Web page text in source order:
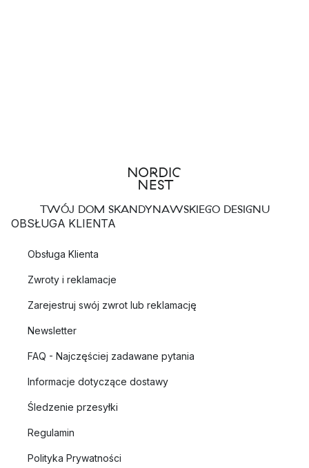
TWÓJ DOM SKANDYNAWSKIEGO DESIGNU
OBSŁUGA KLIENTA
Obsługa Klienta
Zwroty i reklamacje
Zarejestruj swój zwrot lub reklamację
Newsletter
FAQ - Najczęściej zadawane pytania
Informacje dotyczące dostawy
Śledzenie przesyłki
Regulamin
Polityka Prywatności